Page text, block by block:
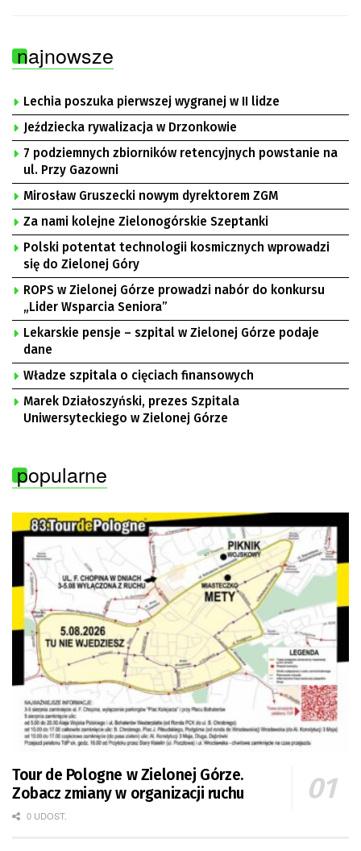
najnowsze
Lechia poszuka pierwszej wygranej w II lidze
Jeździecka rywalizacja w Drzonkowie
7 podziemnych zbiorników retencyjnych powstanie na
ul. Przy Gazowni
Mirosław Gruszecki nowym dyrektorem ZGM
Za nami kolejne Zielonogórskie Szeptanki
Polski potentat technologii kosmicznych wprowadzi
się do Zielonej Góry
ROPS w Zielonej Górze prowadzi nabór do konkursu
„Lider Wsparcia Seniora”
Lekarskie pensje – szpital w Zielonej Górze podaje
dane
Władze szpitala o cięciach finansowych
Marek Działoszyński, prezes Szpitala
Uniwersyteckiego w Zielonej Górze
popularne
Tour de Pologne w Zielonej Górze.
Zobacz zmiany w organizacji ruchu
0 UDOST.